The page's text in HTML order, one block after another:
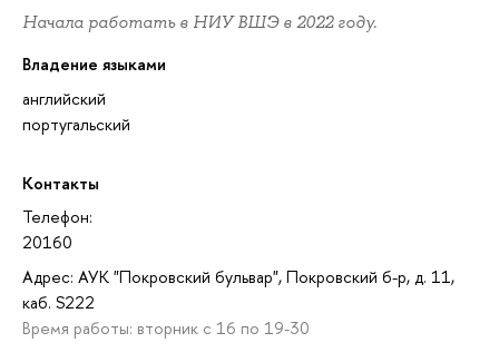
Начала работать в НИУ ВШЭ в 2022 году.
Владение языками
английский
португальский
Контакты
Телефон:
20160
Адрес: АУК "Покровский бульвар", Покровский б-р, д. 11,
каб. S222
Время работы: вторник с 16 по 19-30